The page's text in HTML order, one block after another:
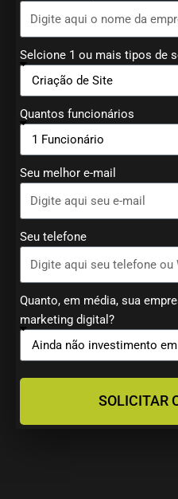
Selcione 1 ou mais tipos de
Quantos funcionários
Seu melhor e-mail
Seu telefone
Quanto, em média, sua
marketing digital?
SOLICITAR